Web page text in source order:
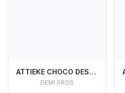
ATTIEKE CHOCO DESYDRATE (CARTON SACHET 200G X 20)
DEMI GROS